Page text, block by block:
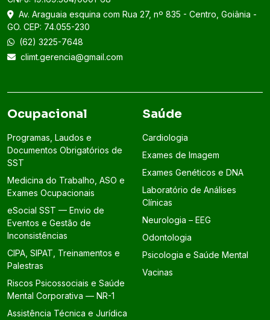
Av. Araguaia esquina com Rua 27, nº 835 - Centro, Goiânia -
GO. CEP: 74.055-230
(62) 3225-7648
climt.gerencia@gmail.com
Ocupacional
Programas, Laudos e
Documentos Obrigatórios de
SST
Medicina do Trabalho, ASO e
Exames Ocupacionais
eSocial SST — Envio de
Eventos e Gestão de
Inconsistências
CIPA, SIPAT, Treinamentos e
Palestras
Riscos Psicossociais e Saúde
Mental Corporativa — NR-1
Assistência Técnica e Jurídica
Saúde
Cardiologia
Exames de Imagem
Exames Genéticos e DNA
Laboratório de Análises
Clínicas
Neurologia – EEG
Odontologia
Psicologia e Saúde Mental
Vacinas